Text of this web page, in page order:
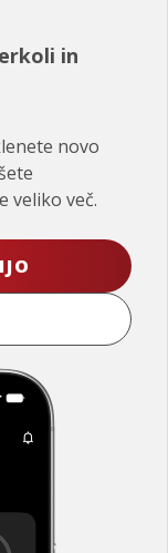
in
novo
veliko več.